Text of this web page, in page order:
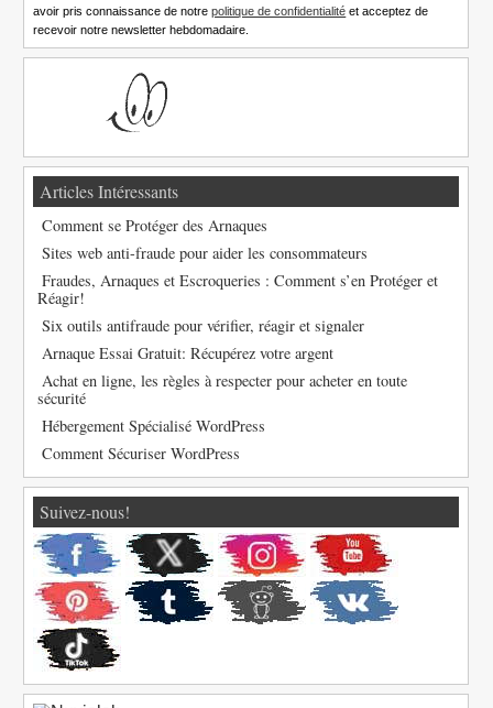
avoir pris connaissance de notrepolitique de confidentialité et acceptez de
recevoir notre newsletter hebdomadaire.
Articles Intéressants
Comment se Protéger des Arnaques
Sites web anti-fraude pour aider les consommateurs
Fraudes, Arnaques et Escroqueries : Comment s’en Protéger et
Réagir!
Six outils antifraude pour vérifier, réagir et signaler
Arnaque Essai Gratuit: Récupérez votre argent
Achat en ligne, les règles à respecter pour acheter en toute
sécurité
Hébergement Spécialisé WordPress
Comment Sécuriser WordPress
Suivez-nous!